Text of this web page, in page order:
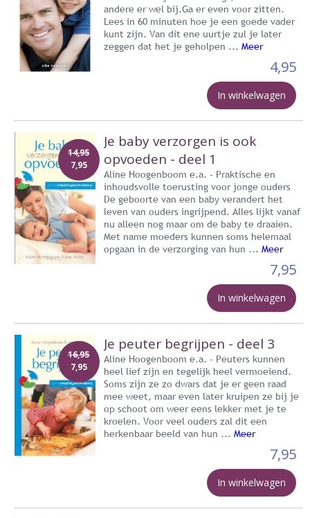
andere er wel bij.Ga er even voor zitten.
Lees in 60 minuten hoe je een goede vader
kunt zijn. Van dit ene uurtje zul je later
zeggen dat het je geholpen ... Meer
4,95
In winkelwagen
14,95
7,95
Je baby verzorgen is ook
opvoeden - deel 1
Aline Hoogenboom e.a. - Praktische en
inhoudsvolle toerusting voor jonge ouders
De geboorte van een baby verandert het
leven van ouders ingrijpend. Alles lijkt vanaf
nu alleen nog maar om de baby te draaien.
Met name moeders kunnen soms helemaal
opgaan in de verzorging van hun ... Meer
7,95
In winkelwagen
16,95
7,95
Je peuter begrijpen - deel 3
Aline Hoogenboom e.a. - Peuters kunnen
heel lief zijn en tegelijk heel vermoeiend.
Soms zijn ze zo dwars dat je er geen raad
mee weet, maar even later kruipen ze bij je
op schoot om weer eens lekker met je te
kroelen. Voor veel ouders zal dit een
herkenbaar beeld van hun ... Meer
7,95
In winkelwagen